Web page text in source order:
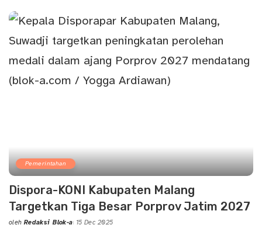
Pemerintahan
Dispora-KONI Kabupaten Malang
Targetkan Tiga Besar Porprov Jatim 2027
Posted
oleh Redaksi Blok-a 15 Dec 2025